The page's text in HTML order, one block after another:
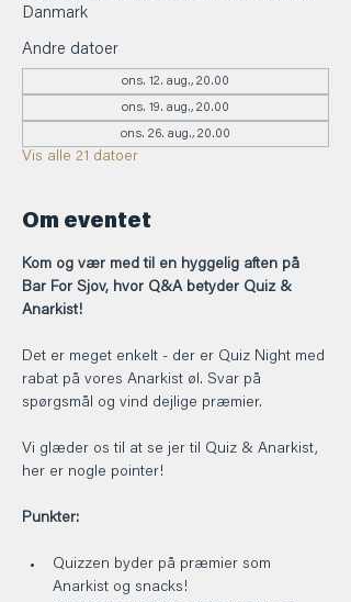
Danmark
Andre datoer
ons. 12. aug., 20.00
ons. 19. aug., 20.00
ons. 26. aug., 20.00
Vis alle 21 datoer
Om eventet
Kom og vær med til en hyggelig aften på
Bar For Sjov, hvor Q&A betyder Quiz &
Anarkist!
Det er meget enkelt - der er Quiz Night med
rabat på vores Anarkist øl. Svar på
spørgsmål og vind dejlige præmier.
Vi glæder os til at se jer til Quiz & Anarkist,
her er nogle pointer!
Punkter:
Quizzen byder på præmier som
Anarkist og snacks!